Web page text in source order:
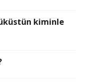
kiminle